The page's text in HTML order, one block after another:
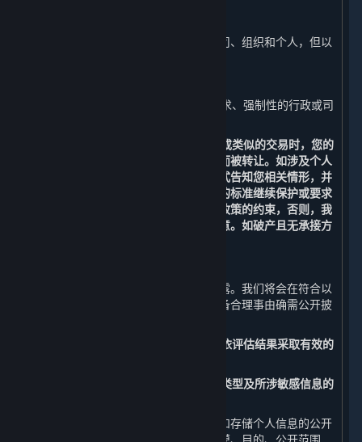
我们不会将您的个人信息转让给任何公司、组织和个人，但以
2. 根据适用的法律法规、法律程序的要求、强制性的行政或司
3. 在涉及合并、收购、资产转让、破产或类似的交易时，您的
个人信息有可能作为此类交易的一部分而被转让。如涉及个人
信息转让，我们将通过通知、公告等形式告知您相关情形，并
会按照法律法规及不低于本政策所要求的标准继续保护或要求
新的持有您个人信息的受让方继续受本政策的约束，否则，我
们将要求该受让方重新向您征求授权同意。如破产且无承接方
您的个人信息原则上不会被我们公开披露。我们将会在符合以
下要求的情况下，经法律法规授权或具备合理事由确需公开披
1. 事先开展个人信息安全影响评估，并依评估结果采取有效的
2. 向您告知公开披露个人信息的目的、类型及所涉敏感信息的
如公开您的个人信息，我们将准确记录和存储个人信息的公开